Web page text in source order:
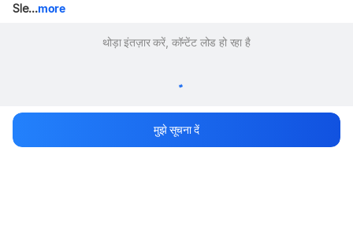
Sle...more
थोड़ा इंतज़ार करें, कॉन्टेंट लोड हो रहा है
मुझे सूचना दें